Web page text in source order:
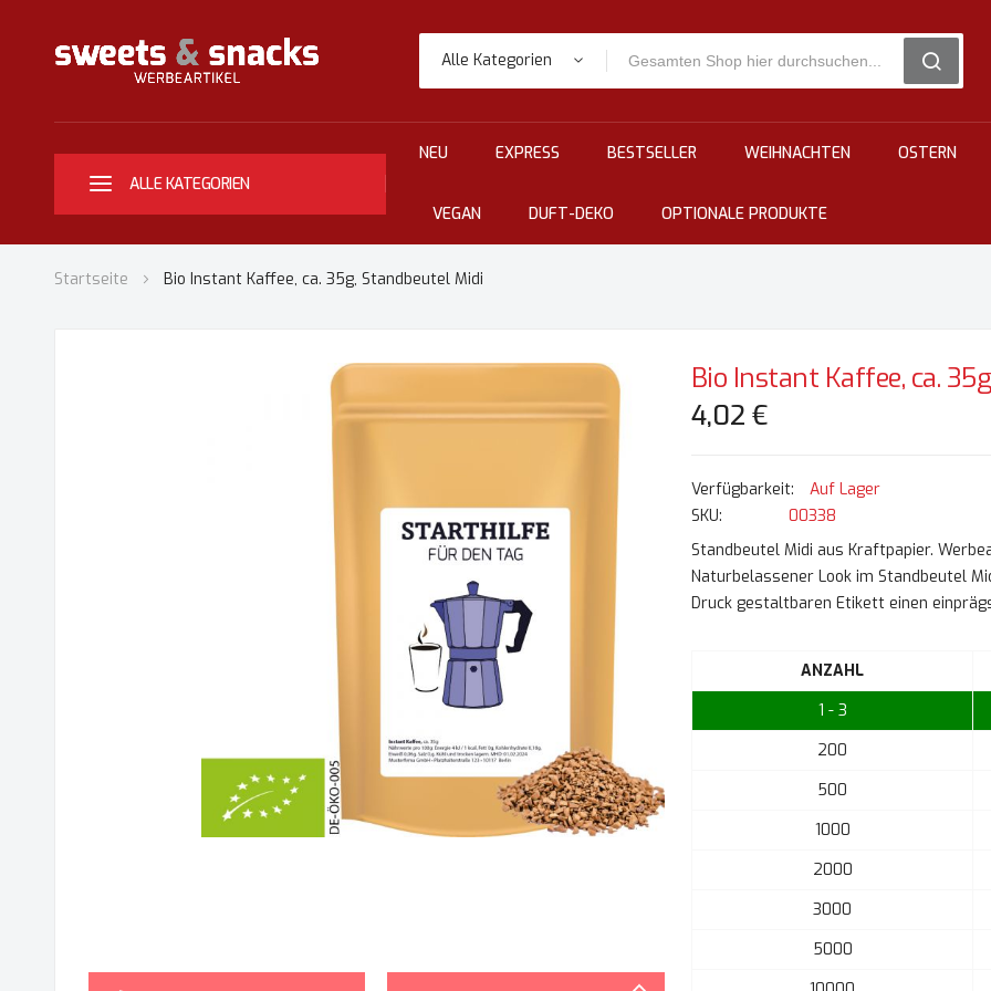
Alle Kategorien SEARCH
ALLE KATEGORIEN
NEU EXPRESS BESTSELLER WEIHNACHTEN OSTERN
VEGAN DUFT-DEKO OPTIONALE PRODUKTE
Startseite Bio Instant Kaffee, ca. 35g, Standbeutel Midi
Anfang
Bio Instant Kaffee, ca.
4,02 €
Auf Lager
SKU
00338
Standbeutel Midi aus Kraftpapier.
Naturbelassener Look im Standbeutel
Druck gestaltbaren Etikett einen
ANZAHL
1 - 3
200
500
1000
2000
3000
5000